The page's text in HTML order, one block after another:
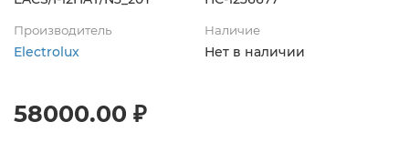
Производитель
Electrolux
Наличие
Нет в наличии
58000.00 ₽